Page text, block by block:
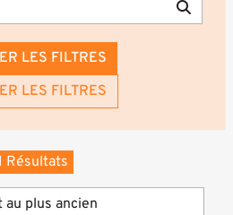
LES FILTRES
EFFACER LES FILTRES
Résultats